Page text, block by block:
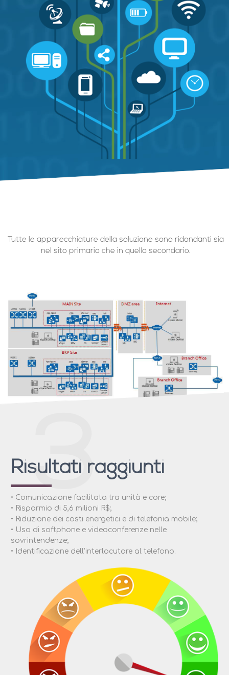
Tutte le apparecchiature della soluzione sono ridondanti sia
nel sito primario che in quello secondario.
Risultati raggiunti
3
• Comunicazione facilitata tra unità e core;
• Risparmio di 5,6 milioni R$;
• Riduzione dei costi energetici e di telefonia mobile;
• Uso di softphone e videoconferenze nelle
sovrintendenze;
• Identificazione dell’interlocutore al telefono.